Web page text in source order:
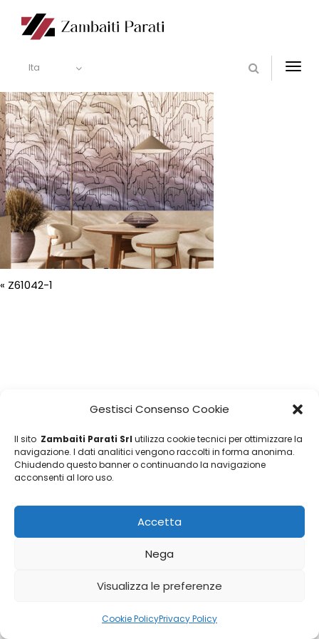
Gestisci Consenso Cookie
Il sito Zambaiti Parati Srl utilizza cookie tecnici per ottimizzare la
navigazione. I dati analitici vengono raccolti in forma anonima.
Chiudendo questo banner o continuando la navigazione
acconsenti al loro uso.
Accetta
Nega
Visualizza le preferenze
Cookie PolicyPrivacy Policy
Ita
« Z61042-1